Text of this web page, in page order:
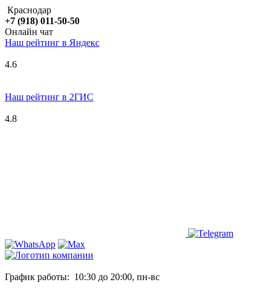
Краснодар
+7 (918) 011-50-50
Онлайн чат
Наш рейтинг в Яндекс
4.6
Наш рейтинг в 2ГИС
4.8
График работы: 10:30 до 20:00, пн-вс